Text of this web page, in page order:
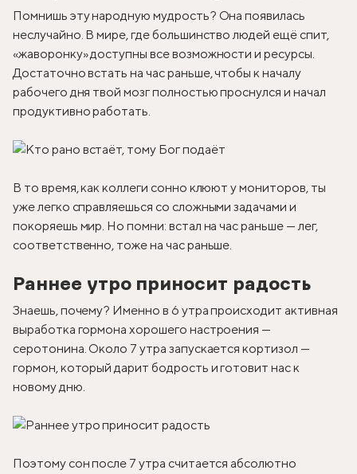
Помнишь эту народную мудрость? Она появилась
неслучайно. В мире, где большинство людей ещё спит,
«жаворонку» доступны все возможности и ресурсы.
Достаточно встать на час раньше, чтобы к началу
рабочего дня твой мозг полностью проснулся и начал
продуктивно работать.
В то время, как коллеги сонно клюют у мониторов, ты
уже легко справляешься со сложными задачами и
покоряешь мир. Но помни: встал на час раньше — лег,
соответственно, тоже на час раньше.
Раннее утро приносит радость
Знаешь, почему? Именно в 6 утра происходит активная
выработка гормона хорошего настроения —
серотонина. Около 7 утра запускается кортизол —
гормон, который дарит бодрость и готовит нас к
новому дню.
Поэтому сон после 7 утра считается абсолютно